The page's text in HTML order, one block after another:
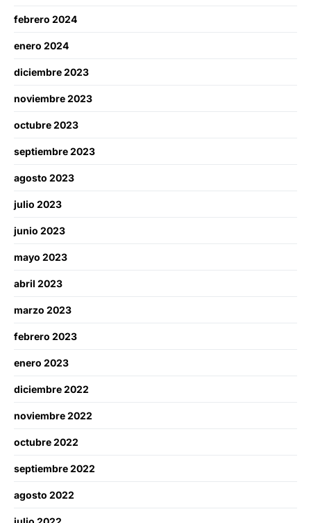
febrero 2024
enero 2024
diciembre 2023
noviembre 2023
octubre 2023
septiembre 2023
agosto 2023
julio 2023
junio 2023
mayo 2023
abril 2023
marzo 2023
febrero 2023
enero 2023
diciembre 2022
noviembre 2022
octubre 2022
septiembre 2022
agosto 2022